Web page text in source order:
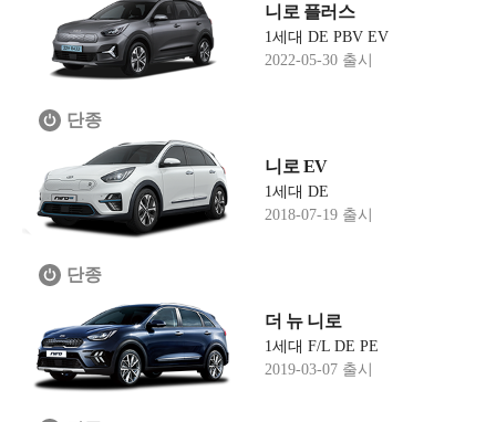
니로 플러스
1세대 DE PBV EV
2022-05-30 출시
단종
니로 EV
1세대 DE
2018-07-19 출시
단종
더 뉴 니로
1세대 F/L DE PE
2019-03-07 출시